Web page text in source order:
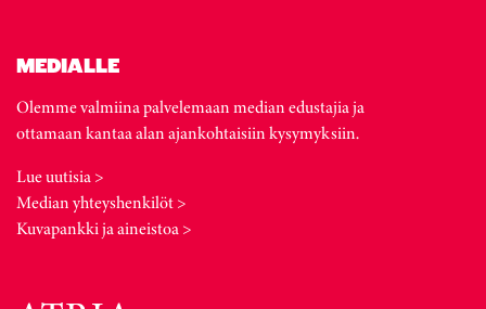
MEDIALLE
Olemme valmiina palvelemaan median edustajia ja
ottamaan kantaa alan ajankohtaisiin kysymyksiin.
Lue uutisia >
Median yhteyshenkilöt >
Kuvapankki ja aineistoa >